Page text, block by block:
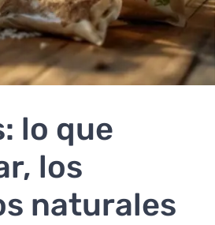
lo que
los
naturales